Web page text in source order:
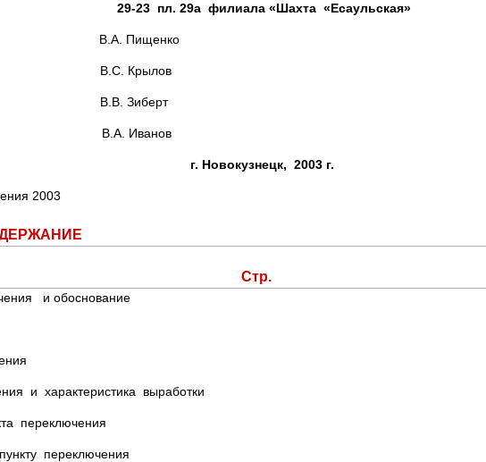
29-23 пл. 29а филиала «Шахта «Есаульская»
В.А. Пищенко
В.С. Крылов
и ПК В.В. Зиберт
В.А. Иванов
г. Новокузнецк, 2003 г.
2003
и обоснование
и характеристика выработки
переключения
переключения